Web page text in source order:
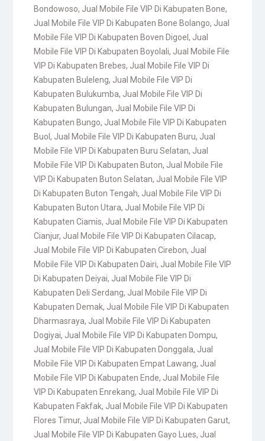
Bondowoso, Jual Mobile File VIP Di Kabupaten Bone,
Jual Mobile File VIP Di Kabupaten Bone Bolango, Jual
Mobile File VIP Di Kabupaten Boven Digoel , Jual
Mobile File VIP Di Kabupaten Boyolali, Jual Mobile File
VIP Di Kabupaten Brebes, Jual Mobile File VIP Di
Kabupaten Buleleng, Jual Mobile File VIP Di
Kabupaten Bulukumba, Jual Mobile File VIP Di
Kabupaten Bulungan, Jual Mobile File VIP Di
Kabupaten Bungo, Jual Mobile File VIP Di Kabupaten
Buol , Jual Mobile File VIP Di Kabupaten Buru, Jual
Mobile File VIP Di Kabupaten Buru Selatan, Jual
Mobile File VIP Di Kabupaten Buton, Jual Mobile File
VIP Di Kabupaten Buton Selatan, Jual Mobile File VIP
Di Kabupaten Buton Tengah, Jual Mobile File VIP Di
Kabupaten Buton Utara, Jual Mobile File VIP Di
Kabupaten Ciamis, Jual Mobile File VIP Di Kabupaten
Cianjur, Jual Mobile File VIP Di Kabupaten Cilacap,
Jual Mobile File VIP Di Kabupaten Cirebon, Jual
Mobile File VIP Di Kabupaten Dairi, Jual Mobile File VIP
Di Kabupaten Deiyai, Jual Mobile File VIP Di
Kabupaten Deli Serdang, Jual Mobile File VIP Di
Kabupaten Demak, Jual Mobile File VIP Di Kabupaten
Dharmasraya, Jual Mobile File VIP Di Kabupaten
Dogiyai, Jual Mobile File VIP Di Kabupaten Dompu,
Jual Mobile File VIP Di Kabupaten Donggala, Jual
Mobile File VIP Di Kabupaten Empat Lawang, Jual
Mobile File VIP Di Kabupaten Ende, Jual Mobile File
VIP Di Kabupaten Enrekang, Jual Mobile File VIP Di
Kabupaten Fakfak, Jual Mobile File VIP Di Kabupaten
Flores Timur, Jual Mobile File VIP Di Kabupaten Garut,
Jual Mobile File VIP Di Kabupaten Gayo Lues, Jual